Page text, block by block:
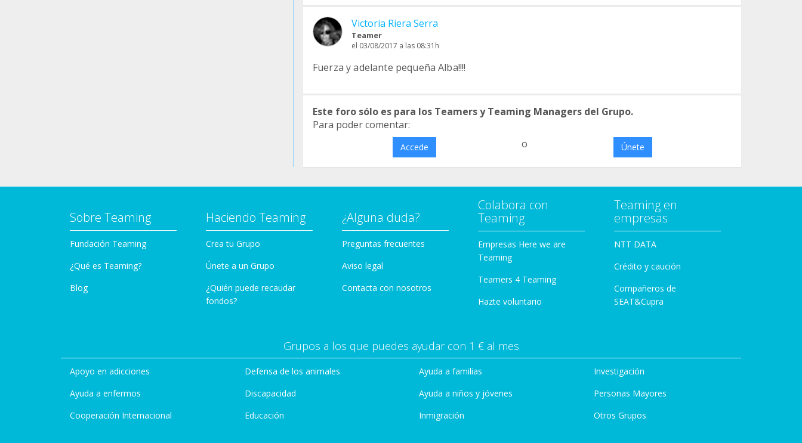
Victoria Riera Serra
Teamer
el 03/08/2017 a las 08:31h
Fuerza y adelante pequeña Alba!!!!
Este foro sólo es para los Teamers y Teaming Managers del Grupo.
Para poder comentar:
Accede o Únete
Sobre Teaming
Fundación Teaming
¿Qué es Teaming?
Blog
Haciendo Teaming
Crea tu Grupo
Únete a un Grupo
¿Quién puede recaudar
fondos?
¿Alguna duda?
Preguntas frecuentes
Aviso legal
Contacta con nosotros
Colabora con
Teaming
Empresas Here we are
Teaming
Teamers 4 Teaming
Hazte voluntario
Teaming en
empresas
NTT DATA
Crédito y caución
Compañeros de
SEAT&Cupra
Grupos a los que puedes ayudar con 1 € al mes
Apoyo en adicciones
Ayuda a enfermos
Cooperación Internacional
Defensa de los animales
Discapacidad
Educación
Ayuda a familias
Ayuda a niños y jóvenes
Inmigración
Investigación
Personas Mayores
Otros Grupos